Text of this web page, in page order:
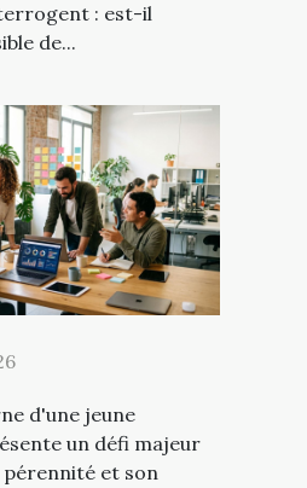
: est-il
de...
d'une jeune
un défi majeur
et son